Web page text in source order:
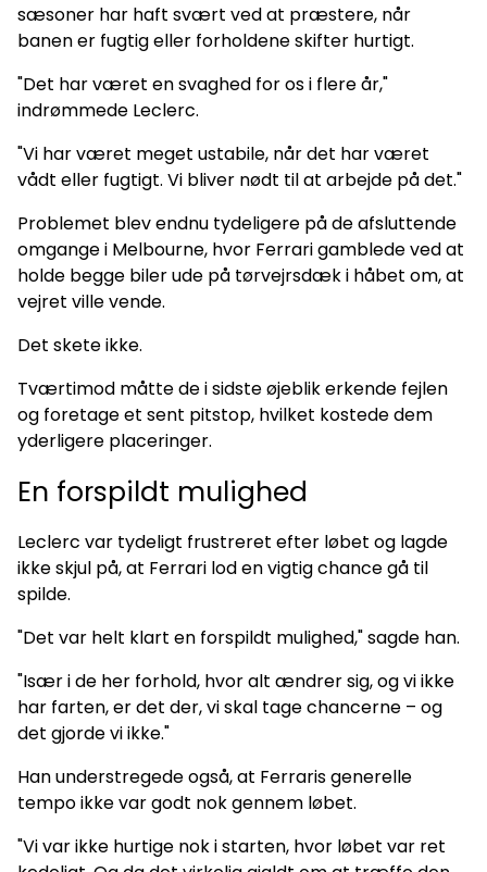
sæsoner har haft svært ved at præstere, når
banen er fugtig eller forholdene skifter hurtigt.
"Det har været en svaghed for os i flere år,"
indrømmede Leclerc.
"Vi har været meget ustabile, når det har været
vådt eller fugtigt. Vi bliver nødt til at arbejde på det."
Problemet blev endnu tydeligere på de afsluttende
omgange i Melbourne, hvor Ferrari gamblede ved at
holde begge biler ude på tørvejrsdæk i håbet om, at
vejret ville vende.
Det skete ikke.
Tværtimod måtte de i sidste øjeblik erkende fejlen
og foretage et sent pitstop, hvilket kostede dem
yderligere placeringer.
En forspildt mulighed
Leclerc var tydeligt frustreret efter løbet og lagde
ikke skjul på, at Ferrari lod en vigtig chance gå til
spilde.
"Det var helt klart en forspildt mulighed," sagde han.
"Især i de her forhold, hvor alt ændrer sig, og vi ikke
har farten, er det der, vi skal tage chancerne – og
det gjorde vi ikke."
Han understregede også, at Ferraris generelle
tempo ikke var godt nok gennem løbet.
"Vi var ikke hurtige nok i starten, hvor løbet var ret